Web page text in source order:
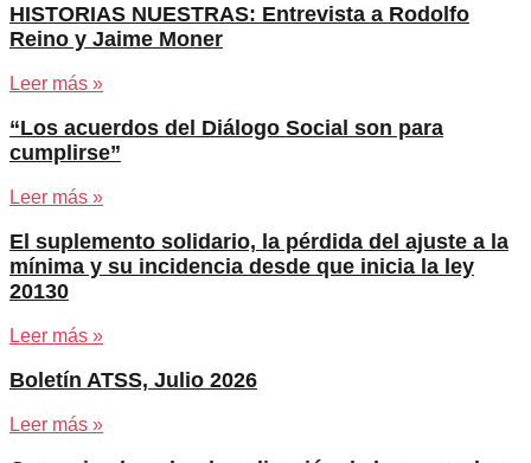
HISTORIAS NUESTRAS: Entrevista a Rodolfo
Reino y Jaime Moner
Leer más »
“Los acuerdos del Diálogo Social son para
cumplirse”
Leer más »
El suplemento solidario, la pérdida del ajuste a la
mínima y su incidencia desde que inicia la ley
20130
Leer más »
Boletín ATSS, Julio 2026
Leer más »